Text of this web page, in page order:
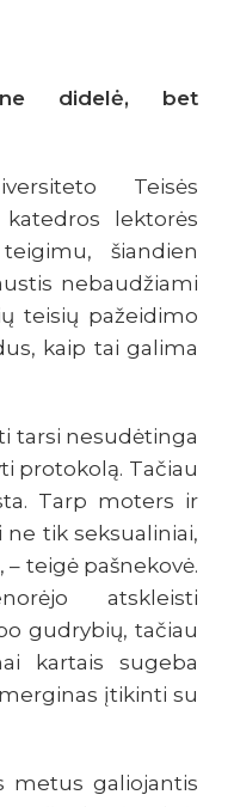
didelė, bet
Teisės
lektorės
šiandien
nebaudžiami
teisių pažeidimo
kaip tai galima
tarsi nesudėtinga
protokolą. Tačiau
Tarp moters ir
tik seksualiniai,
– teigė pašnekovė.
atskleisti
gudrybių, tačiau
kartais sugeba
įtikinti su
metus galiojantis